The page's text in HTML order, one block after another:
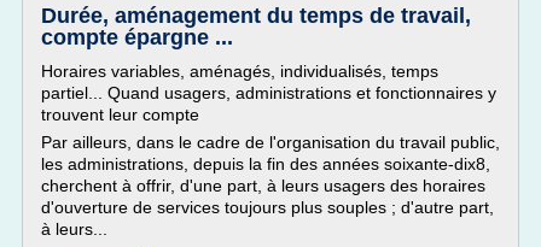
Durée, aménagement du temps de travail,
compte épargne ...
Horaires variables, aménagés, individualisés, temps
partiel... Quand usagers, administrations et fonctionnaires y
trouvent leur compte
Par ailleurs, dans le cadre de l'organisation du travail public,
les administrations, depuis la fin des années soixante-dix8,
cherchent à offrir, d'une part, à leurs usagers des horaires
d'ouverture de services toujours plus souples ; d'autre part,
à leurs...